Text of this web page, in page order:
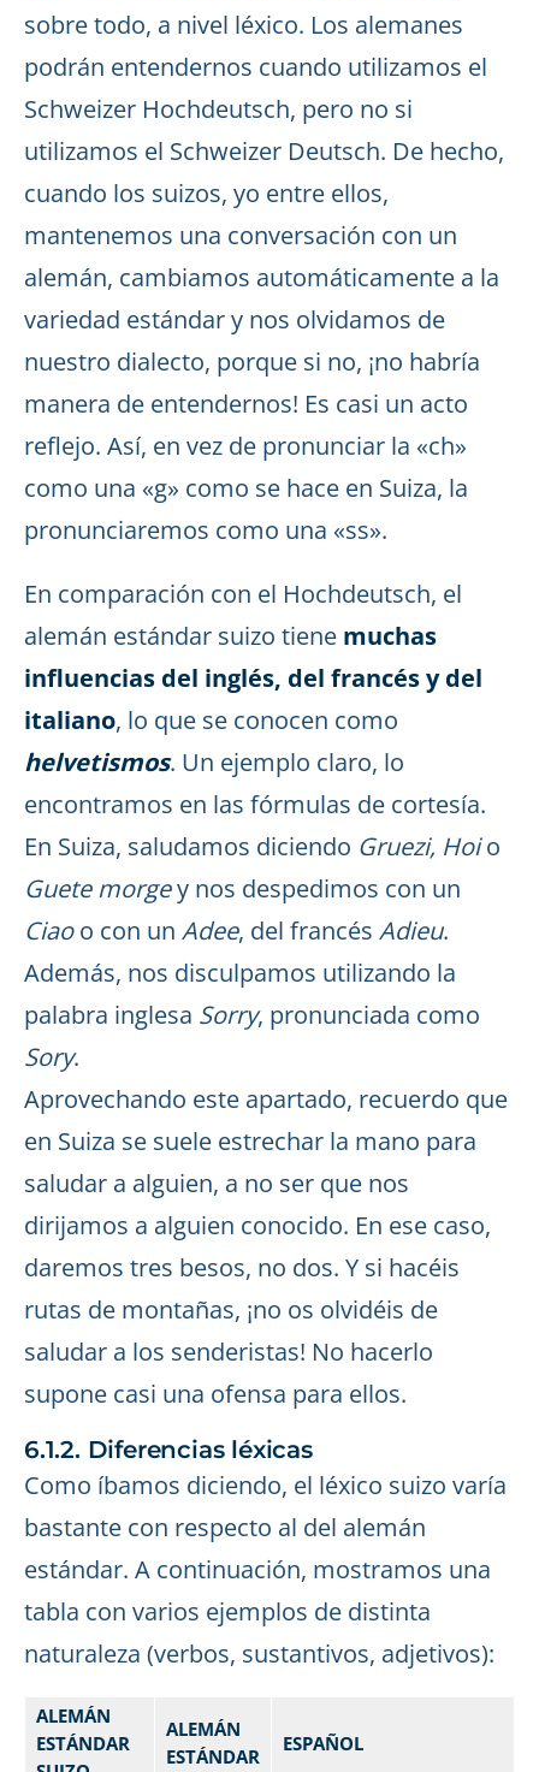
sobre todo, a nivel léxico. Los alemanes
podrán entendernos cuando utilizamos el
Schweizer Hochdeutsch, pero no si
utilizamos el Schweizer Deutsch. De hecho,
cuando los suizos, yo entre ellos,
mantenemos una conversación con un
alemán, cambiamos automáticamente a la
variedad estándar y nos olvidamos de
nuestro dialecto, porque si no, ¡no habría
manera de entendernos! Es casi un acto
reflejo. Así, en vez de pronunciar la «ch»
como una «g» como se hace en Suiza, la
pronunciaremos como una «ss».
En comparación con el Hochdeutsch, el
alemán estándar suizo tiene muchas
influencias del inglés, del francés y del
italiano, lo que se conocen como
helvetismos. Un ejemplo claro, lo
encontramos en las fórmulas de cortesía.
En Suiza, saludamos diciendo Gruezi, Hoio
Guete morgey nos despedimos con un
Ciaoo con un Adee, del francés Adieu.
Además, nos disculpamos utilizando la
palabra inglesa Sorry, pronunciada como
Sory.
Aprovechando este apartado, recuerdo que
en Suiza se suele estrechar la mano para
saludar a alguien, a no ser que nos
dirijamos a alguien conocido. En ese caso,
daremos tres besos, no dos. Y si hacéis
rutas de montañas, ¡no os olvidéis de
saludar a los senderistas! No hacerlo
supone casi una ofensa para ellos.
6.1.2. Diferencias léxicas
Como íbamos diciendo, el léxico suizo varía
bastante con respecto al del alemán
estándar. A continuación, mostramos una
tabla con varios ejemplos de distinta
naturaleza (verbos, sustantivos, adjetivos):
ALEMÁN
ESTÁNDAR
ALEMÁN
ESTÁNDAR
ESPAÑOL